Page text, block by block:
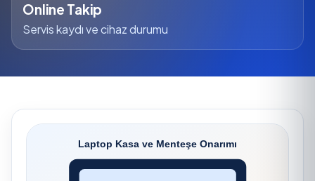
Online Takip
Servis kaydı ve cihaz durumu